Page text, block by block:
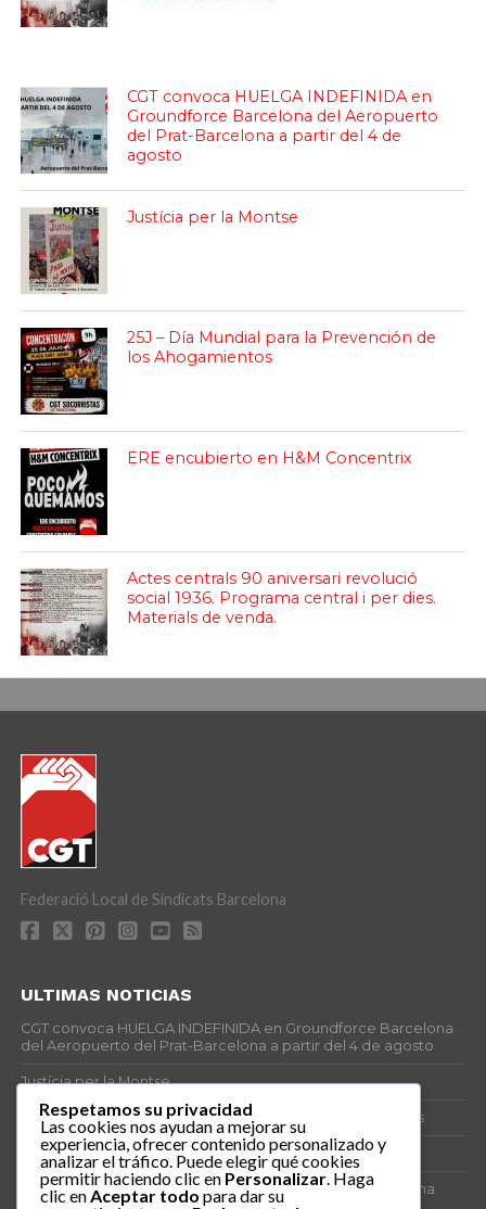
CGT convoca HUELGA INDEFINIDA en
Groundforce Barcelona del Aeropuerto
del Prat-Barcelona a partir del 4 de
agosto
Justícia per la Montse
25J – Día Mundial para la Prevención de
los Ahogamientos
ERE encubierto en H&M Concentrix
Actes centrals 90 aniversari revolució
social 1936. Programa central i per dies.
Materials de venda.
Federació Local de Sindicats Barcelona
ULTIMAS NOTICIAS
CGT convoca HUELGA INDEFINIDA en Groundforce Barcelona
del Aeropuerto del Prat-Barcelona a partir del 4 de agosto
Justícia per la Montse
25J – Día Mundial para la Prevención de los Ahogamientos
ERE encubierto en H&M Concentrix
Actes centrals 90 aniversari revolució social 1936. Programa
Respetamos su privacidad
Las cookies nos ayudan a mejorar su
experiencia, ofrecer contenido personalizado y
analizar el tráfico. Puede elegir qué cookies
permitir haciendo clic en Personalizar . Haga
clic en Aceptar todo para dar su